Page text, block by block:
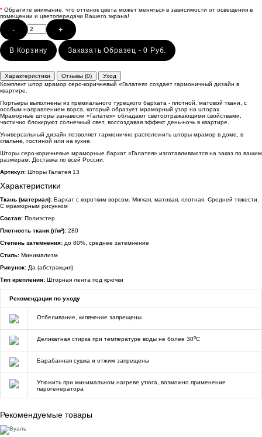
* Обратите внимание, что оттенок цвета может меняться в зависимости от освещения в
помещении и цветопередачи Вашего экрана!
- +
В Корзину Заказать Образец - 0 Руб.
Характеристики Отзывы (0)
Уход
Комплект штор мрамор серо-коричневый «Галатея» создает гармоничный дизайн в
квартире.
Портьеры выполнены из премиального турецкого бархата - плотной, матовой ткани, с
особым направлением ворса, который образует мраморный узор на шторах.
Мраморные шторы занавески «Галатея» обладают светоотражающими свойствами,
частично блокируют солнечный свет, воссоздавая эффект день-ночь в квартире.
Универсальный дизайн позволяет гармонично расположить шторы мрамор в доме, в
спальне, гостиной или на кухне.
Шторы серо-коричневые мраморные бархат «Галатея» изготавливаются на заказ по вашим
размерам. Доставка по всей России.
Артикул: Шторы Галатея 13
Характеристики
Ткань (материал): Бархат с коротким ворсом. Мягкая, матовая, плотная. Средней тяжести.
С мраморным рисунком
Состав: Полиэстер
Плотность ткани (г/м²): 280
Степень затемнения: до 80%, среднее затемнение
Стиль: Минимализм
Рисунок: Да (абстракция)
Тип крепления: Шторная лента под крючки
Рекомендации по уходу
Отбеливание, кипячение запрещены
Деликатная стирка при температуре воды не более 30oC
Барабанная сушка и отжим запрещены
Утюжить при минимальном нагреве утюга, возможно применение
парогенератора
Рекомендуемые товары